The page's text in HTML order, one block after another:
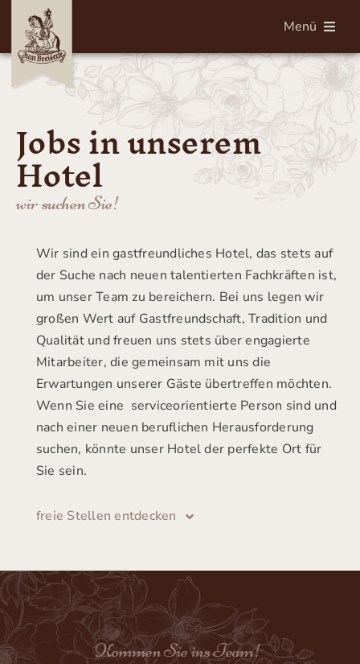
Inhalt
springen
Menü
English
Startseite
Zimmer
Shop
Über uns
Kontakt
Impressum
– zum Hocher Hotel –
Jobs in unserem
Hotel
wir suchen Sie!
Wir sind ein gastfreundliches Hotel, das stets auf
der Suche nach neuen talentierten Fachkräften ist,
um unser Team zu bereichern. Bei uns legen wir
großen Wert auf Gastfreundschaft, Tradition und
Qualität und freuen uns stets über engagierte
Mitarbeiter, die gemeinsam mit uns die
Erwartungen unserer Gäste übertreffen möchten.
Wenn Sie eine serviceorientierte Person sind und
nach einer neuen beruflichen Herausforderung
suchen, könnte unser Hotel der perfekte Ort für
Sie sein.
freie Stellen entdecken
Kommen Sie ins Team!